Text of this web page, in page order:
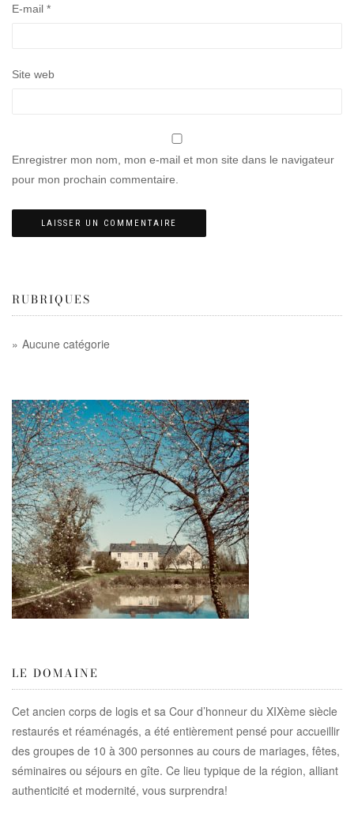
E-mail *
Site web
Enregistrer mon nom, mon e-mail et mon site dans le navigateur
pour mon prochain commentaire.
RUBRIQUES
Aucune catégorie
LE DOMAINE
Cet ancien corps de logis et sa Cour d’honneur du XIXème siècle
restaurés et réaménagés, a été entièrement pensé pour accueillir
des groupes de 10 à 300 personnes au cours de mariages, fêtes,
séminaires ou séjours en gîte. Ce lieu typique de la région, alliant
authenticité et modernité, vous surprendra!